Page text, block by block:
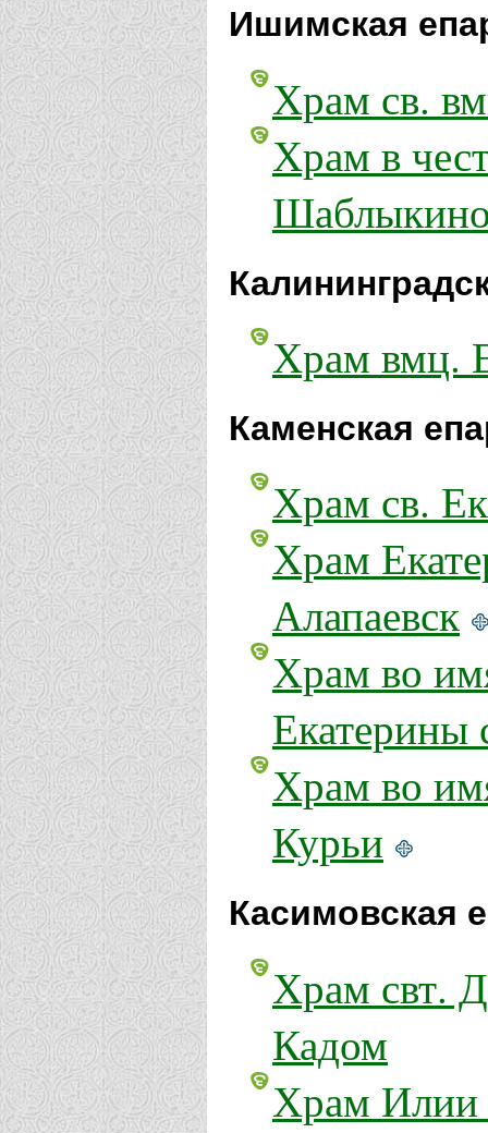
Ишимская
Храм св.
Храм в
Храм вмц.
Каменская
Храм св.
Храм
Алапаевск
Храм во
Екатерины
Храм во
Курьи
Касимовская
Храм свт.
Кадом
Храм Илии